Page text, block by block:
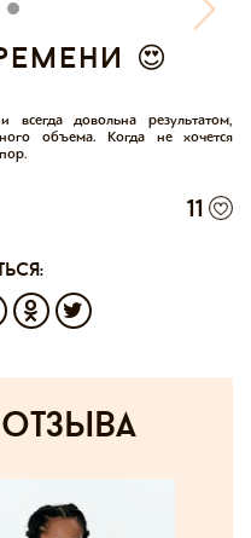
😍
довольна результатом,
объема. Когда не хочется
11